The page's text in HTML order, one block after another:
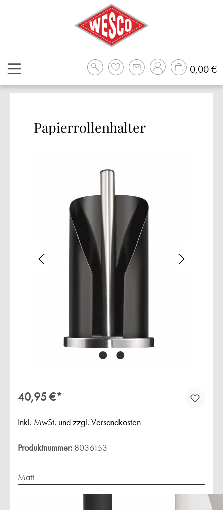
0,00 €
Papierrollenhalter
Bildergalerie überspringen
40,95 €*
Inkl. MwSt. und zzgl. Versandkosten
Produktnummer: 8036153
Matt